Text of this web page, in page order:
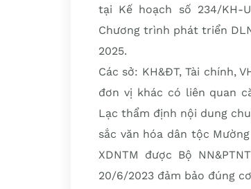
tại Kế hoạch số 234/KH-
Chương trình phát triển
2025.
Các sở: KH&ĐT, Tài chính,
đơn vị khác có liên quan
Lạc thẩm định nội dung
sắc văn hóa dân tộc
XDNTM được Bộ
20/6/2023 đảm bảo đúng